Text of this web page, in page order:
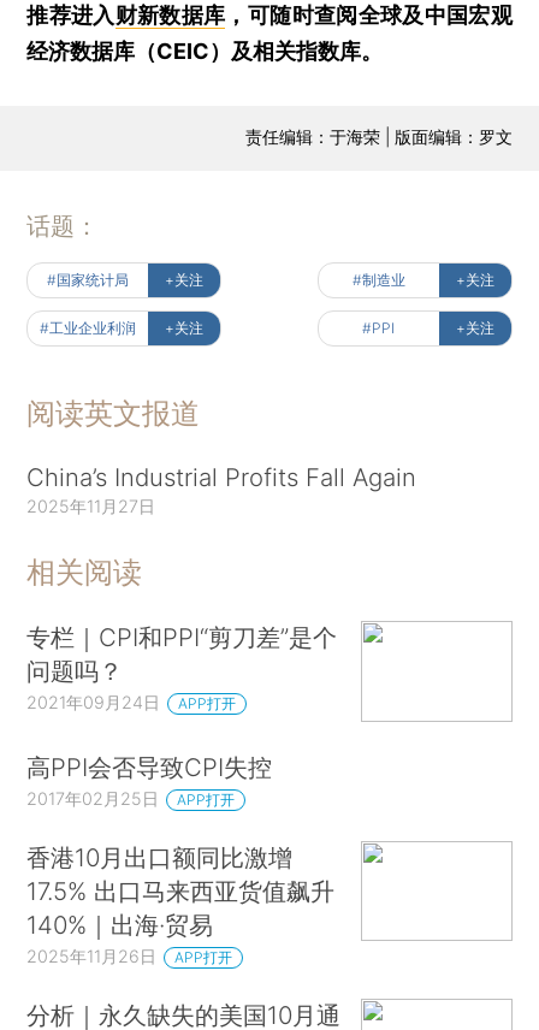
推荐进入财新数据库 ，可随时查阅全球及中国宏观
经济数据库（CEIC）及相关指数库。
责任编辑：于海荣 | 版面编辑：罗文
话题：
#国家统计局 +关注 #制造业 +关注
#工业企业利润 +关注 #PPI +关注
阅读英文报道
China’s Industrial Profits Fall Again
2025年11月27日
相关阅读
专栏｜CPI和PPI“剪刀差”是个
问题吗？
2021年09月24日 APP打开
高PPI会否导致CPI失控
2017年02月25日 APP打开
香港10月出口额同比激增
17.5% 出口马来西亚货值飙升
140%｜出海·贸易
2025年11月26日 APP打开
分析｜永久缺失的美国10月通